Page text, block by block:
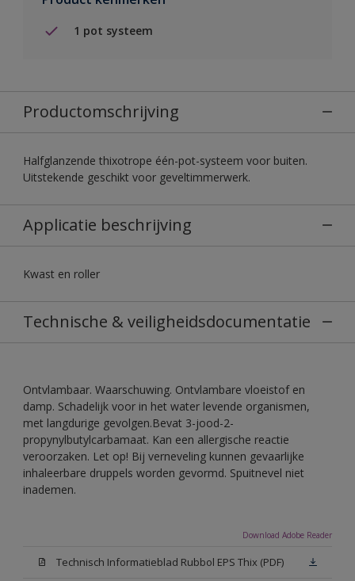
1 pot systeem
Productomschrijving
Halfglanzende thixotrope één-pot-systeem voor buiten.
Uitstekende geschikt voor geveltimmerwerk.
Applicatie beschrijving
Kwast en roller
Technische & veiligheidsdocumentatie
Ontvlambaar. Waarschuwing. Ontvlambare vloeistof en
damp. Schadelijk voor in het water levende organismen,
met langdurige gevolgen.Bevat 3-jood-2-
propynylbutylcarbamaat. Kan een allergische reactie
veroorzaken. Let op! Bij verneveling kunnen gevaarlijke
inhaleerbare druppels worden gevormd. Spuitnevel niet
inademen.
Download Adobe Reader
Technisch Informatieblad Rubbol EPS Thix (PDF)